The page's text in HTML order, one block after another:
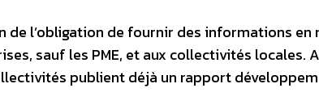
de l’obligation de fournir des informations en
sauf les PME, et aux collectivités locales.
publient déjà un rapport